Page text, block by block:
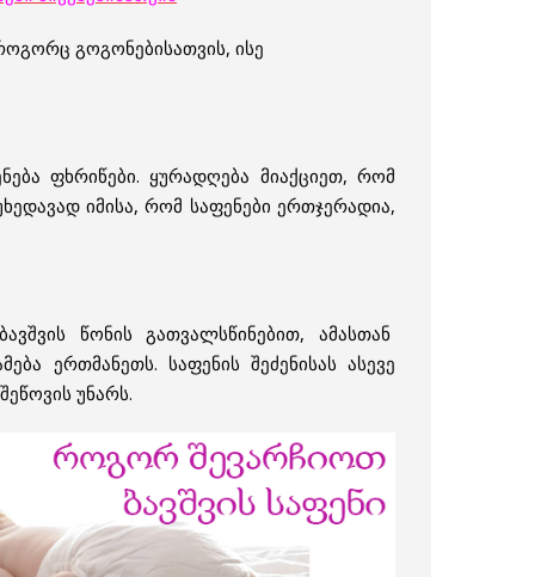
გოგონებისათვის, ისე
ფხრიწები. ყურადღება მიაქციეთ, რომ
იმისა, რომ საფენები ერთჯერადია,
წონის გათვალსწინებით, ამასთან
ერთმანეთს. საფენის შეძენისას ასევე
უნარს.